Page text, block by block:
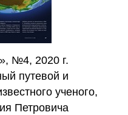
№4, 2020 г.
путевой и
ученого,
Петровича